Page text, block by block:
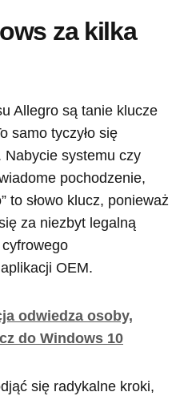
za kilka
Allegro są tanie klucze
samo tyczyło się
systemu czy
pochodzenie,
to słowo klucz, ponieważ
za niezbyt legalną
OEM.
odwiedza osoby,
do Windows 10
się radykalne kroki,